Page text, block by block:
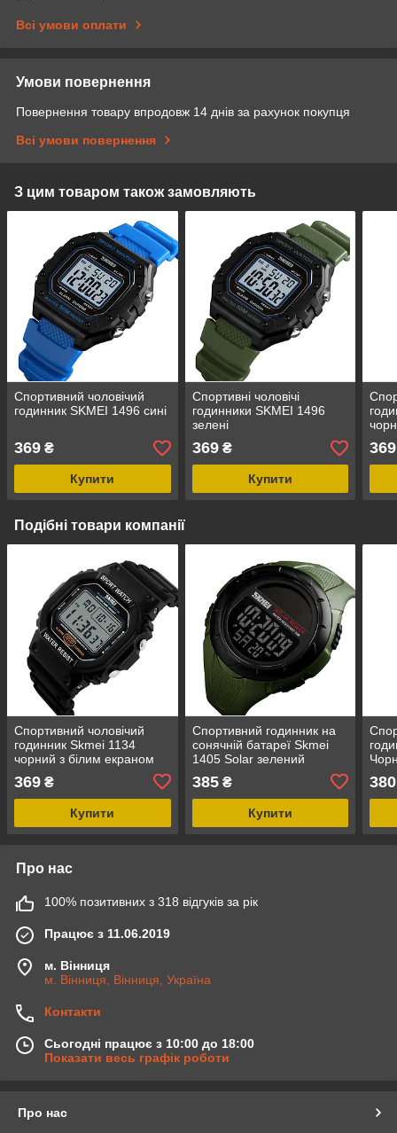
Всі умови оплати
Умови повернення
Повернення товару впродовж 14 днів за рахунок покупця
Всі умови повернення
З цим товаром також замовляють
Спортивний чоловічий
годинник SKMEI 1496 сині
369 ₴
Купити
Спортивні чоловічі
годинники SKMEI 1496
зелені
369₴
Купити
369
Подібні товари компанії
Спортивний чоловічий
годинник Skmei 1134
чорний з білим екраном
369 ₴
Купити
Спортивний годинник на
сонячній батареї Skmei
1405 Solar зелений
385₴
Купити
380
Про нас
100% позитивних з 318 відгуків за рік
Працює з 11.06.2019
м. Вінниця
м. Вінниця, Вінниця, Україна
Контакти
Сьогодні працює з 10:00 до 18:00
Показати весь графік роботи
Про нас